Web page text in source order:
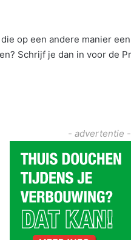
op een andere manier
Schrijf je dan in voor de
- advertentie -